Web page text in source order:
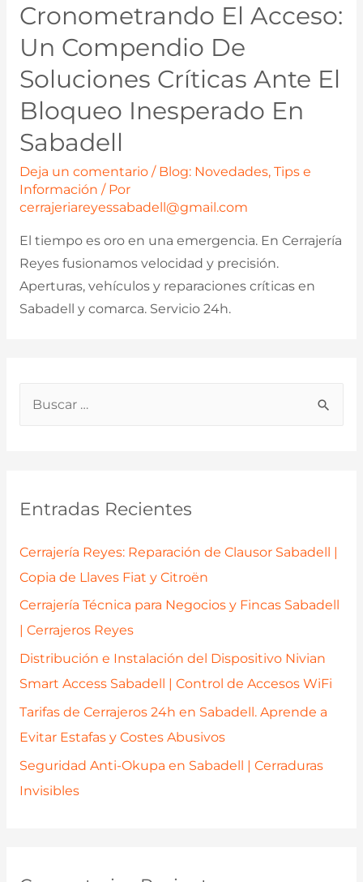
p
o
:
Entradas Recientes
Cerrajería Reyes: Reparación de Clausor Sabadell |
Copia de Llaves Fiat y Citroën
Cerrajería Técnica para Negocios y Fincas Sabadell
| Cerrajeros Reyes
Distribución e Instalación del Dispositivo Nivian
Smart Access Sabadell | Control de Accesos WiFi
Tarifas de Cerrajeros 24h en Sabadell. Aprende a
Evitar Estafas y Costes Abusivos
Seguridad Anti-Okupa en Sabadell | Cerraduras
Invisibles
Cronometrando El Acceso:
Un Compendio De
Soluciones Críticas Ante El
Bloqueo Inesperado En
Sabadell
Deja un comentario / Blog: Novedades, Tips e
Información / Por
cerrajeriareyessabadell@gmail.com
El tiempo es oro en una emergencia. En Cerrajería
Reyes fusionamos velocidad y precisión.
Aperturas, vehículos y reparaciones críticas en
Sabadell y comarca. Servicio 24h.